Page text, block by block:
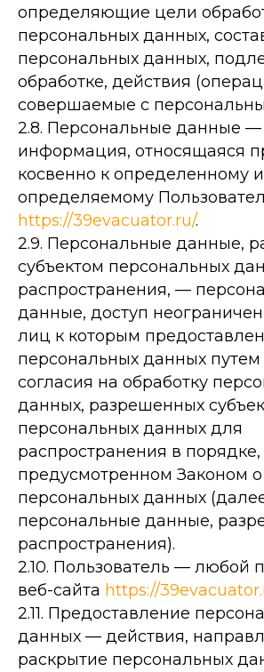
определяющие цели
персональных данных,
персональных данных,
обработке, действия
совершаемые с
2.8. Персональные данные
информация, относящаяся
косвенно к определенному
определяемому
https://39evacuator.ru/.
2.9. Персональные данные,
субъектом персональных
распространения, —
данные, доступ
лиц к которым
персональных данных путем
согласия на обработку
данных, разрешенных
персональных данных для
распространения в порядке,
предусмотренном Законом о
персональных данных
персональные данные,
распространения).
2.10. Пользователь — любой
веб-сайта https://
2.11. Предоставление
данных — действия,
раскрытие персональных